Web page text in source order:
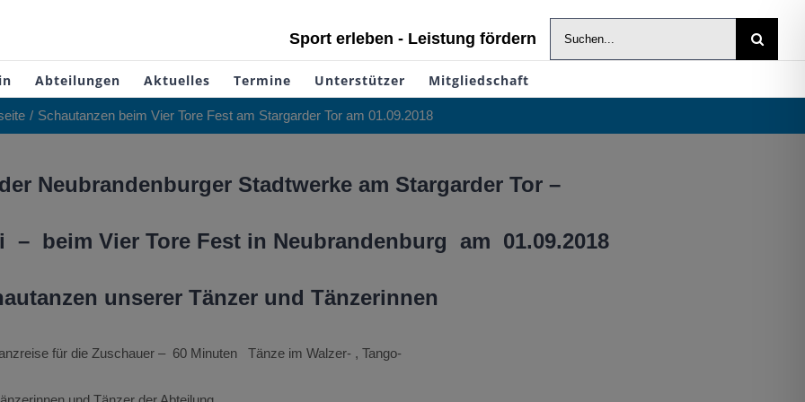
Sport erleben - Leistung fördern
Suche
nach:
Abteilungen Aktuelles Termine Unterstützer Mitgliedschaft
Schautanzen beim Vier Tore Fest am Stargarder Tor am 01.09.2018
Neubrandenburger Stadtwerke am Stargarder Tor –
– beim Vier Tore Fest in Neubrandenburg am 01.09.2018
unserer Tänzer und Tänzerinnen
für die Zuschauer – 60 Minuten Tänze im Walzer- , Tango-